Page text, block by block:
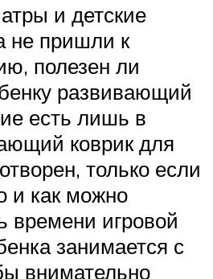
и детские
не пришли к
полезен ли
развивающий
есть лишь в
коврик для
только если
и как можно
времени игровой
занимается с
внимательно